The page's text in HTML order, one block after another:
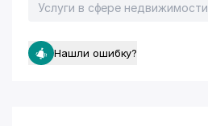
Услуги в сфере недвижимости
Нашли ошибку?